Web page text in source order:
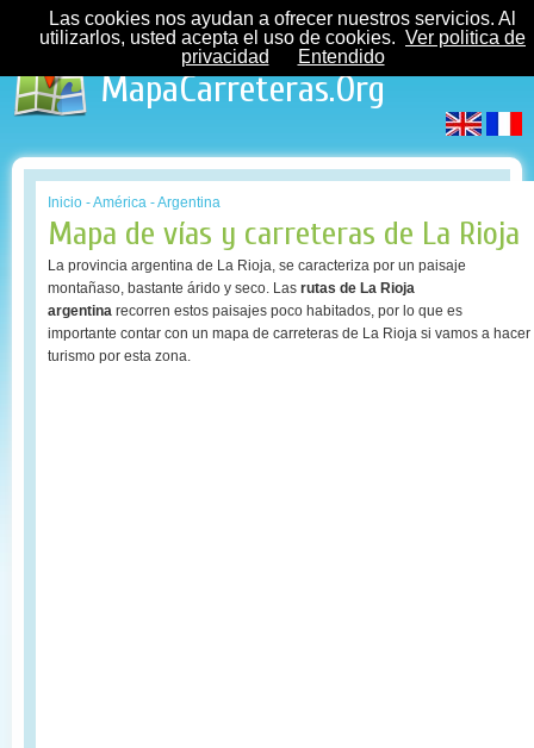
MapaCarreteras.Org
Inicio -América -Argentina
Mapa de vías y carreteras de La Rioja
La provincia argentina de La Rioja, se caracteriza por un paisaje
montañaso, bastante árido y seco. Las rutas de La Rioja
argentina recorren estos paisajes poco habitados, por lo que es
importante contar con un mapa de carreteras de La Rioja si vamos a hacer
turismo por esta zona.
Las cookies nos ayudan a ofrecer nuestros servicios. Al
utilizarlos, usted acepta el uso de cookies. Ver politica de
privacidad
Entendido